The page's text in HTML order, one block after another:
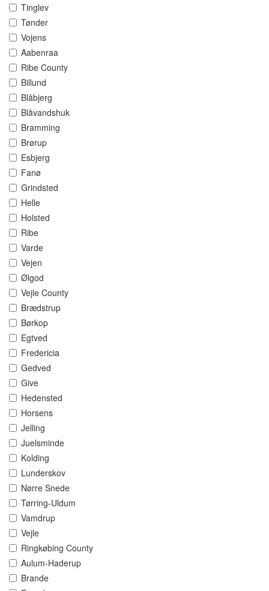
Tinglev
Tønder
Vojens
Aabenraa
Ribe County
Billund
Blåbjerg
Blåvandshuk
Bramming
Brørup
Esbjerg
Fanø
Grindsted
Helle
Holsted
Ribe
Varde
Vejen
Ølgod
Vejle County
Brædstrup
Børkop
Egtved
Fredericia
Gedved
Give
Hedensted
Horsens
Jelling
Juelsminde
Kolding
Lunderskov
Nørre Snede
Tørring-Uldum
Vamdrup
Vejle
Ringkøbing County
Aulum-Haderup
Brande